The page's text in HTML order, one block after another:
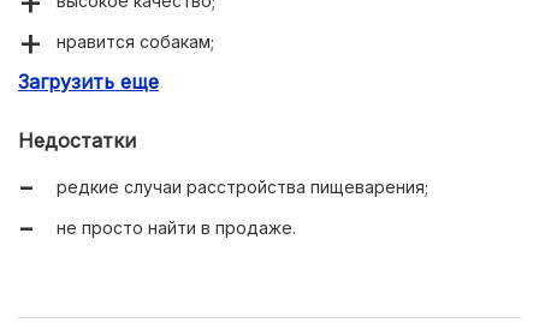
нравится собакам;
питательный состав;
Загрузить еще
Недостатки
редкие случаи расстройства пищеварения;
не просто найти в продаже.